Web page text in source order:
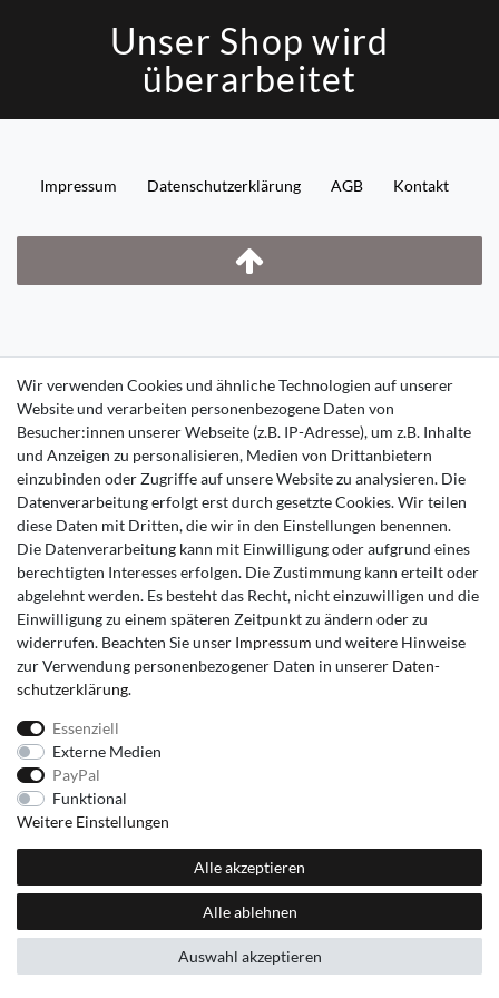
Unser Shop wird
überarbeitet
Impressum Daten­schutz­erklärung AGB Kontakt
Wir verwenden Cookies und ähnliche Technologien auf unserer
Website und verarbeiten personenbezogene Daten von
Besucher:innen unserer Webseite (z.B. IP-Adresse), um z.B. Inhalte
und Anzeigen zu personalisieren, Medien von Drittanbietern
einzubinden oder Zugriffe auf unsere Website zu analysieren. Die
Datenverarbeitung erfolgt erst durch gesetzte Cookies. Wir teilen
diese Daten mit Dritten, die wir in den Einstellungen benennen.
Die Datenverarbeitung kann mit Einwilligung oder aufgrund eines
berechtigten Interesses erfolgen. Die Zustimmung kann erteilt oder
abgelehnt werden. Es besteht das Recht, nicht einzuwilligen und die
Einwilligung zu einem späteren Zeitpunkt zu ändern oder zu
widerrufen. Beachten Sie unser Impressum und weitere Hinweise
zur Verwendung personenbezogener Daten in unserer Daten­
schutz­erklärung.
Essenziell
Externe Medien
PayPal
Funktional
Weitere Einstellungen
Alle akzeptieren
Alle ablehnen
Auswahl akzeptieren